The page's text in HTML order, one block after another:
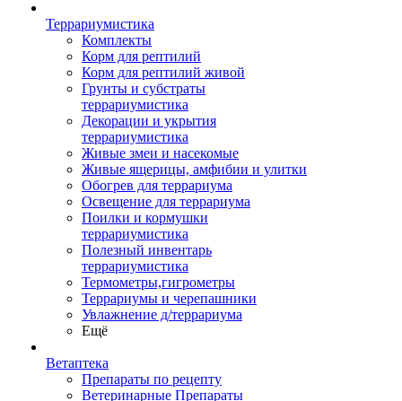
Террариумистика
Комплекты
Корм для рептилий
Корм для рептилий живой
Грунты и субстраты
террариумистика
Декорации и укрытия
террариумистика
Живые змеи и насекомые
Живые ящерицы, амфибии и улитки
Обогрев для террариума
Освещение для террариума
Поилки и кормушки
террариумистика
Полезный инвентарь
террариумистика
Термометры,гигрометры
Террариумы и черепашники
Увлажнение д/террариума
Ещё
Ветаптека
Препараты по рецепту
Ветеринарные Препараты